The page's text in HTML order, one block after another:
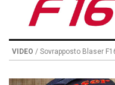
VIDEO / Sovrapposto Blaser